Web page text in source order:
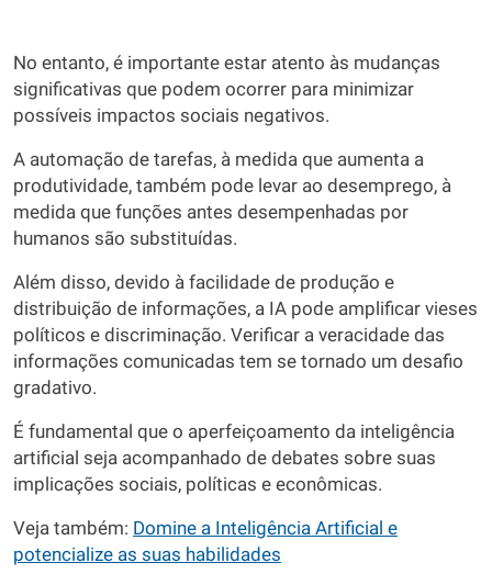
No entanto, é importante estar atento às mudanças
significativas que podem ocorrer para minimizar
possíveis impactos sociais negativos.
A automação de tarefas, à medida que aumenta a
produtividade, também pode levar ao desemprego, à
medida que funções antes desempenhadas por
humanos são substituídas.
Além disso, devido à facilidade de produção e
distribuição de informações, a IA pode amplificar vieses
políticos e discriminação. Verificar a veracidade das
informações comunicadas tem se tornado um desafio
gradativo.
É fundamental que o aperfeiçoamento da inteligência
artificial seja acompanhado de debates sobre suas
implicações sociais, políticas e econômicas.
Veja também: Domine a Inteligência Artificial e
potencialize as suas habilidades